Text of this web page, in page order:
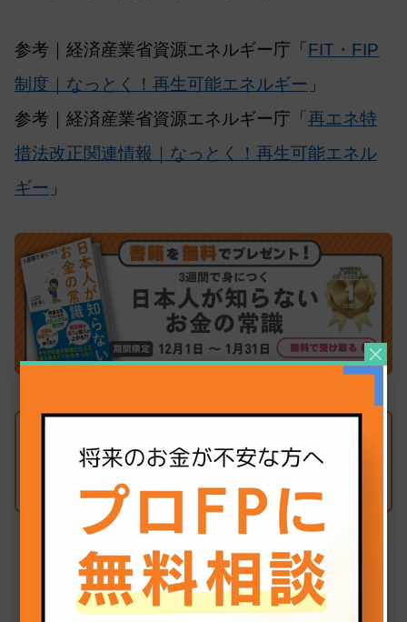
参考｜経済産業省資源エネルギー庁「 FIT・FIP
制度｜なっとく！再生可能エネルギー 」
参考｜経済産業省資源エネルギー庁「 再エネ特
措法改正関連情報｜なっとく！再生可能エネル
ギー 」
▼ 合わせて読みたい
【初心者向け】太陽光発電投資とは
どんな投資？メリット・デメリット